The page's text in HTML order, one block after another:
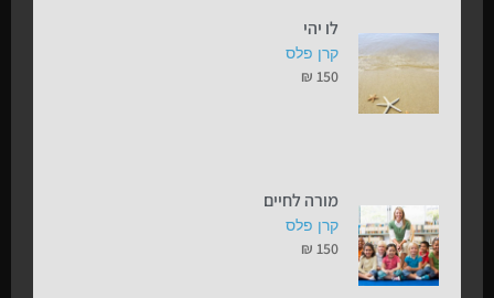
לו יהי
קרן פלס
₪ 150
מורה לחיים
קרן פלס
₪ 150